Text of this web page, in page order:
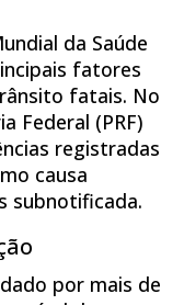
da Saúde
fatores
fatais. No
Federal (PRF)
registradas
causa
subnotificada.
por mais de